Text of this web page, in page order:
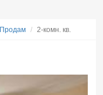
Продам 2-комн. кв.